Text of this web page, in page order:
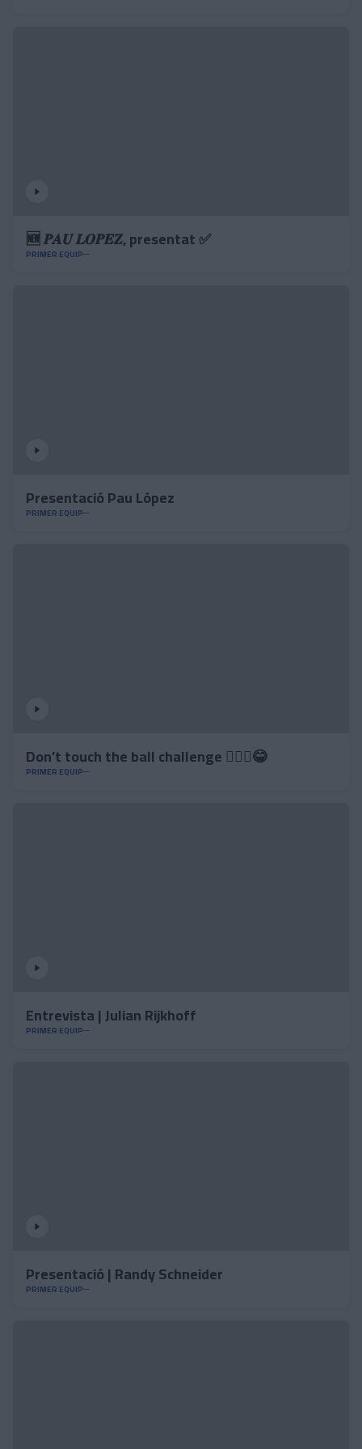
🆕 𝑷𝑨𝑼 𝑳𝑶𝑷𝑬𝒁, presentat ✅
PRIMER EQUIP
Presentació Pau López
PRIMER EQUIP
Don’t touch the ball challenge 🤦🏻‍♂️😂
PRIMER EQUIP
Entrevista | Julian Rijkhoff
PRIMER EQUIP
Presentació | Randy Schneider
PRIMER EQUIP